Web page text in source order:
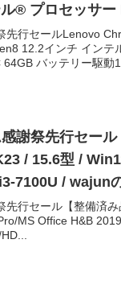
® プロセッサー
ッテリー駆動
ー
先行セールLenovo
12.2インチ インテ
バッテリー駆動
行セール 【整備済み品】
/ 15.6型 /
7100U / wajun
DVD-RW /
NEC ノートPC
先行セール【整備済
MS Office H&B